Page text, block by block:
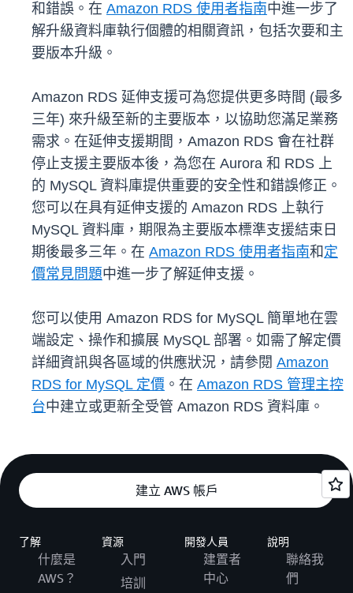
和錯誤。在 Amazon RDS 使用者指南中進一步了
解升級資料庫執行個體的相關資訊，包括次要和主
要版本升級。
Amazon RDS 延伸支援可為您提供更多時間 (最多
三年) 來升級至新的主要版本，以協助您滿足業務
需求。在延伸支援期間，Amazon RDS 會在社群
停止支援主要版本後，為您在 Aurora 和 RDS 上
的 MySQL 資料庫提供重要的安全性和錯誤修正。
您可以在具有延伸支援的 Amazon RDS 上執行
MySQL 資料庫，期限為主要版本標準支援結束日
期後最多三年。在 Amazon RDS 使用者指南和 定
價常見問題中進一步了解延伸支援。
您可以使用 Amazon RDS for MySQL 簡單地在雲
端設定、操作和擴展 MySQL 部署。如需了解定價
詳細資訊與各區域的供應狀況，請參閱 Amazon
RDS for MySQL 定價 。在 Amazon RDS 管理主控
台中建立或更新全受管 Amazon RDS 資料庫。
建立 AWS 帳戶
了解
什麼是
AWS？
資源
入門
培訓
開發人員
建置者
中心
說明
聯絡我
們